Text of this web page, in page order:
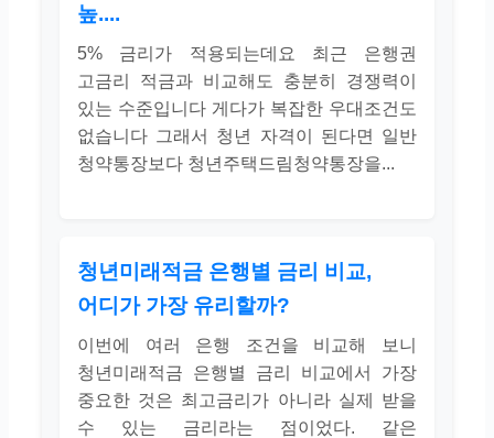
높....
5% 금리가 적용되는데요 최근 은행권
고금리 적금과 비교해도 충분히 경쟁력이
있는 수준입니다 게다가 복잡한 우대조건도
없습니다 그래서 청년 자격이 된다면 일반
청약통장보다 청년주택드림청약통장을...
청년미래적금 은행별 금리 비교,
어디가 가장 유리할까?
이번에 여러 은행 조건을 비교해 보니
청년미래적금 은행별 금리 비교에서 가장
중요한 것은 최고금리가 아니라 실제 받을
수 있는 금리라는 점이었다. 같은